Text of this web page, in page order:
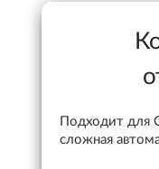
Подходит для
сложная